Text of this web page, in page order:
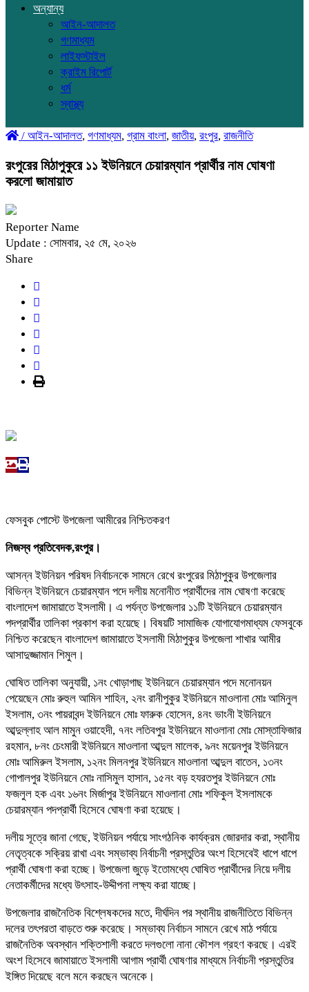
অন্যান্য
আইন-আদালত
গণমাধ্যম
লাইফস্টাইল
ক্রাইম রিপোর্ট
ধর্ম
স্বাস্থ্য
/ আইন-আদালত, গণমাধ্যম, গ্রাম বাংলা, জাতীয়, রংপুর, রাজনীতি
রংপুরের মিঠাপুকুরে ১১ ইউনিয়নে চেয়ারম্যান প্রার্থীর নাম ঘোষণা
করলো জামায়াত
Reporter Name
Update : সোমবার, ২৫ মে, ২০২৬
Share
ফেসবুক পোস্টে উপজেলা আমীরের নিশ্চিতকরণ
নিজস্ব প্রতিবেদক,রংপুর।
আসন্ন ইউনিয়ন পরিষদ নির্বাচনকে সামনে রেখে রংপুরের মিঠাপুকুর উপজেলার
বিভিন্ন ইউনিয়নে চেয়ারম্যান পদে দলীয় মনোনীত প্রার্থীদের নাম ঘোষণা করেছে
বাংলাদেশ জামায়াতে ইসলামী। এ পর্যন্ত উপজেলার ১১টি ইউনিয়নে চেয়ারম্যান
পদপ্রার্থীর তালিকা প্রকাশ করা হয়েছে। বিষয়টি সামাজিক যোগাযোগমাধ্যম ফেসবুকে
নিশ্চিত করেছেন বাংলাদেশ জামায়াতে ইসলামী মিঠাপুকুর উপজেলা শাখার আমীর
আসাদুজ্জামান শিমুল।
ঘোষিত তালিকা অনুযায়ী, ১নং খোড়াগাছ ইউনিয়নে চেয়ারম্যান পদে মনোনয়ন
পেয়েছেন মোঃ রুহুল আমিন শাহিন, ২নং রানীপুকুর ইউনিয়নে মাওলানা মোঃ আমিনুল
ইসলাম, ৩নং পায়রাবন্দ ইউনিয়নে মোঃ ফারুক হোসেন, ৪নং ভাংনী ইউনিয়নে
আব্দুল্লাহ আল মামুন ওয়াহেদী, ৭নং লতিবপুর ইউনিয়নে মাওলানা মোঃ মোস্তাফিজার
রহমান, ৮নং চেংমারী ইউনিয়নে মাওলানা আব্দুল মালেক, ৯নং ময়েনপুর ইউনিয়নে
মোঃ আমিরুল ইসলাম, ১২নং মিলনপুর ইউনিয়নে মাওলানা আব্দুল বাতেন, ১৩নং
গোপালপুর ইউনিয়নে মোঃ নাসিমুল হাসান, ১৫নং বড় হযরতপুর ইউনিয়নে মোঃ
ফজলুল হক এবং ১৬নং মির্জাপুর ইউনিয়নে মাওলানা মোঃ শফিকুল ইসলামকে
চেয়ারম্যান পদপ্রার্থী হিসেবে ঘোষণা করা হয়েছে।
দলীয় সূত্রে জানা গেছে, ইউনিয়ন পর্যায়ে সাংগঠনিক কার্যক্রম জোরদার করা, স্থানীয়
নেতৃত্বকে সক্রিয় রাখা এবং সম্ভাব্য নির্বাচনী প্রস্তুতির অংশ হিসেবেই ধাপে ধাপে
প্রার্থী ঘোষণা করা হচ্ছে। উপজেলা জুড়ে ইতোমধ্যে ঘোষিত প্রার্থীদের নিয়ে দলীয়
নেতাকর্মীদের মধ্যে উৎসাহ-উদ্দীপনা লক্ষ্য করা যাচ্ছে।
উপজেলার রাজনৈতিক বিশ্লেষকদের মতে, দীর্ঘদিন পর স্থানীয় রাজনীতিতে বিভিন্ন
দলের তৎপরতা বাড়তে শুরু করেছে। সম্ভাব্য নির্বাচন সামনে রেখে মাঠ পর্যায়ে
রাজনৈতিক অবস্থান শক্তিশালী করতে দলগুলো নানা কৌশল গ্রহণ করছে। এরই
অংশ হিসেবে জামায়াতে ইসলামী আগাম প্রার্থী ঘোষণার মাধ্যমে নির্বাচনী প্রস্তুতির
ইঙ্গিত দিয়েছে বলে মনে করছেন অনেকে।